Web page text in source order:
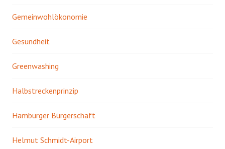
Gemeinwohlökonomie
Gesundheit
Greenwashing
Halbstreckenprinzip
Hamburger Bürgerschaft
Helmut Schmidt-Airport